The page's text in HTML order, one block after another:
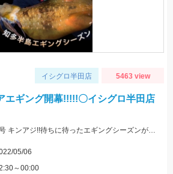
イシグロ半田店 5463 view
エギング開幕!!!!!〇イシグロ半田店
HITルアーは、エギ王K 3.5号 キンアジ!!待ちに待ったエギングシーズンが始まりましたので皆様も是非!!
05/06
～00:00